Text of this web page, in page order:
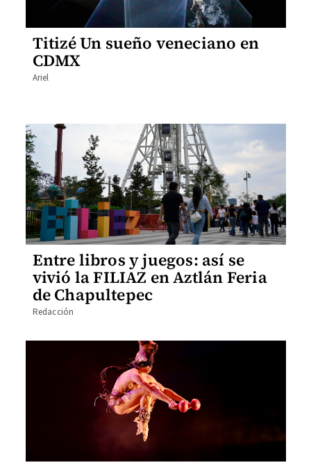
Titizé Un sueño veneciano en
CDMX
Ariel
Entre libros y juegos: así se
vivió la FILIAZ en Aztlán Feria
de Chapultepec
Redacción